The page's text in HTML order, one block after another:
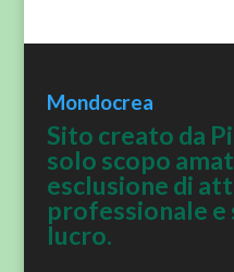
Mondocrea
Sito creato da
solo scopo
esclusione di
professionale e
lucro.